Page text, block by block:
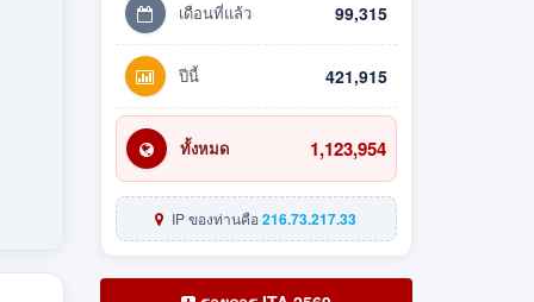
เดือนที่แล้ว 99,315
ปีนี้ 421,915
ทั้งหมด 1,123,954
IP ของท่านคือ216.73.217.33